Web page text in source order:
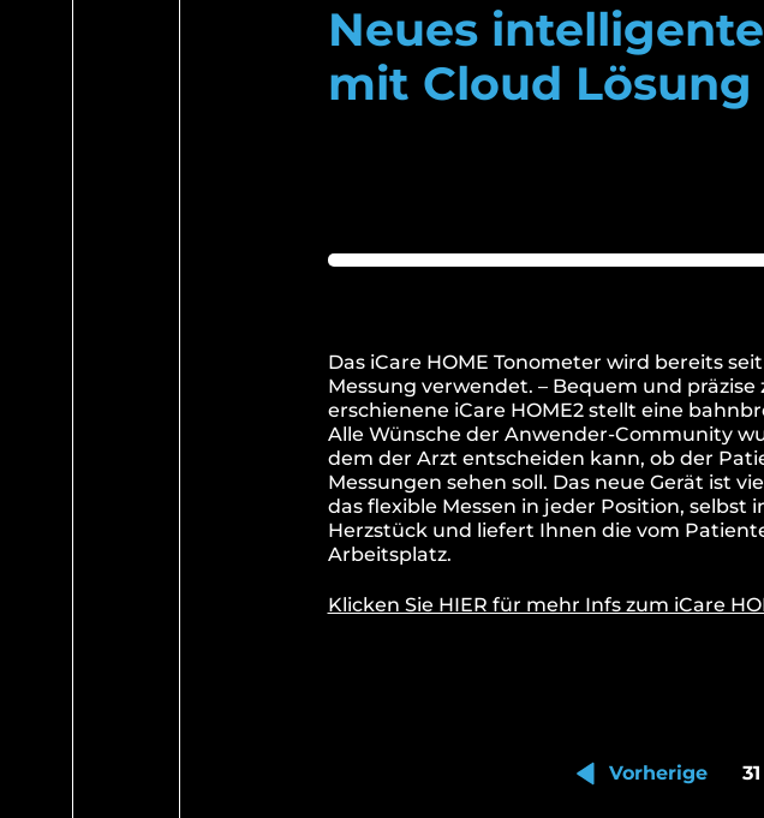
Neues
mit Cloud Lösung
Das iCare HOME Tonometer wird bereits
Messung verwendet. – Bequem und
erschienene iCare HOME2 stellt eine
Alle Wünsche der Anwender-Community
dem der Arzt entscheiden kann, ob der
Messungen sehen soll. Das neue Gerät ist
das flexible Messen in jeder Position, selbst
Herzstück und liefert Ihnen die vom
Arbeitsplatz.
Klicken Sie HIER für mehr Infs zum iCare
Vorherige 31